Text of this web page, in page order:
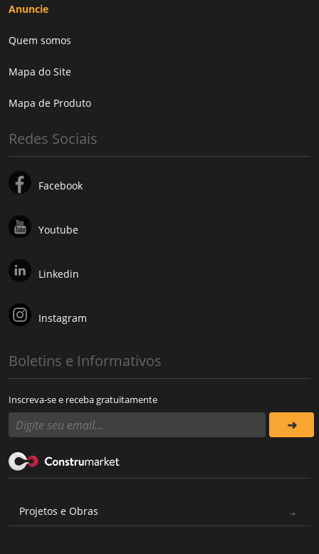
Anuncie
Quem somos
Mapa do Site
Mapa de Produto
Redes Sociais
Facebook
Youtube
Linkedin
Instagram
Boletins e Informativos
Inscreva-se e receba gratuitamente
Projetos e Obras